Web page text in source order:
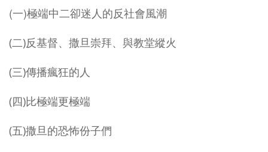
(一)極端中二卻迷人的反社會風潮
(二)反基督、撒旦崇拜、與教堂縱火
(三)傳播瘋狂的人
(四)比極端更極端
(五)撒旦的恐怖份子們